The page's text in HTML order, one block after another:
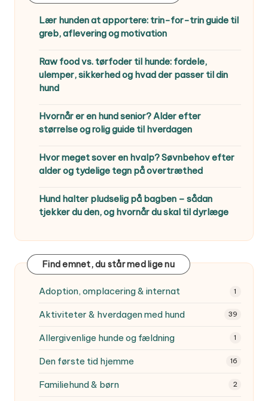
Lær hunden at apportere: trin-for-trin guide til
greb, aflevering og motivation
Raw food vs. tørfoder til hunde: fordele,
ulemper, sikkerhed og hvad der passer til din
hund
Hvornår er en hund senior? Alder efter
størrelse og rolig guide til hverdagen
Hvor meget sover en hvalp? Søvnbehov efter
alder og tydelige tegn på overtræthed
Hund halter pludselig på bagben – sådan
tjekker du den, og hvornår du skal til dyrlæge
Find emnet, du står med lige nu
Adoption, omplacering & internat 1
Aktiviteter & hverdagen med hund 39
Allergivenlige hunde og fældning 1
Den første tid hjemme 16
Familiehund & børn 2